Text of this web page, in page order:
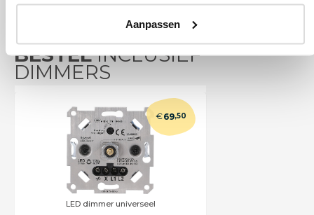
Aanpassen
BESTELINCLUSIEF
DIMMERS
LED dimmer universeel
€69,50